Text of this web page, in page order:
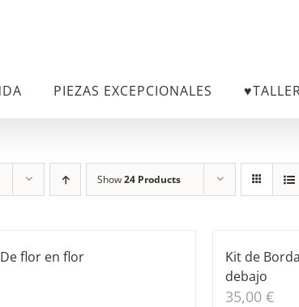
PIEZAS EXCEPCIONALES
Show24 Products
flor en flor
Kit de
debajo
35,00 €